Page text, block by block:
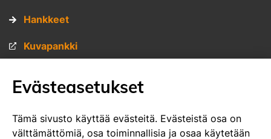
Hankkeet
Kuvapankki
Evästeasetukset
Tämä sivusto käyttää evästeitä. Evästeistä osa on
välttämättömiä, osa toiminnallisia ja osaa käytetään